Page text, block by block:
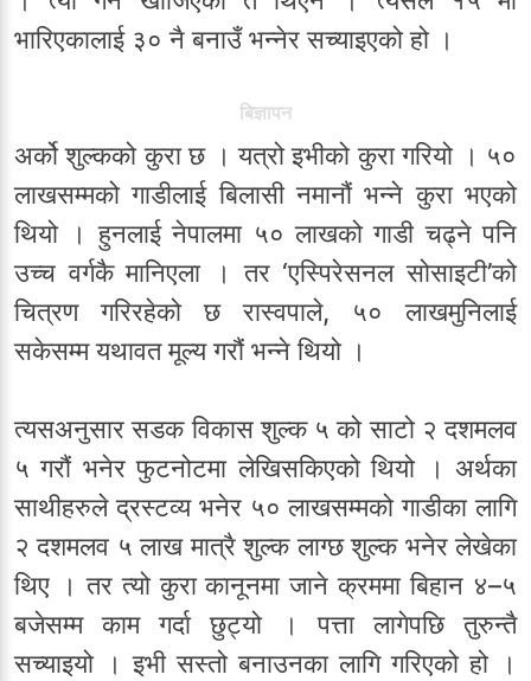
भारिएकालाई ३० नै बनाउँ भन्नेर सच्याइएको हो ।
बिज्ञापन
अर्को शुल्कको कुरा छ । यत्रो इभीको कुरा गरियो । ५०
लाखसम्मको गाडीलाई बिलासी नमानौं भन्ने कुरा भएको
थियो । हुनलाई नेपालमा ५० लाखको गाडी चढ्ने पनि
उच्च वर्गकै मानिएला । तर ‘एस्पिरेसनल सोसाइटी’को
चित्रण गरिरहेको छ रास्वपाले, ५० लाखमुनिलाई
सकेसम्म यथावत मूल्य गरौं भन्ने थियो ।
त्यसअनुसार सडक विकास शुल्क ५ को साटो २ दशमलव
५ गरौं भनेर फुटनोटमा लेखिसकिएको थियो । अर्थका
साथीहरुले द्रस्टव्य भनेर ५० लाखसम्मको गाडीका लागि
२ दशमलव ५ लाख मात्रै शुल्क लाग्छ शुल्क भनेर लेखेका
थिए । तर त्यो कुरा कानूनमा जाने क्रममा बिहान ४–५
बजेसम्म काम गर्दा छुट्यो । पत्ता लागेपछि तुरुन्तै
सच्याइयो । इभी सस्तो बनाउनका लागि गरिएको हो ।